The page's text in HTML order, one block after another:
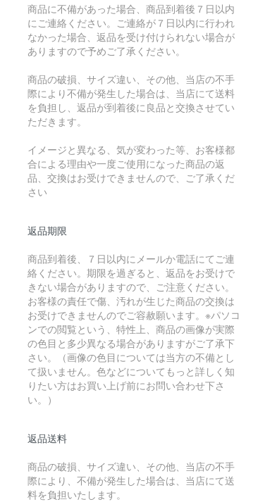
商品に不備があった場合、商品到着後７日以内
にご連絡ください。ご連絡が７日以内に行われ
なかった場合、返品を受け付けられない場合が
ありますので予めご了承ください。
商品の破損、サイズ違い、その他、当店の不手
際により不備が発生した場合は、当店にて送料
を負担し、返品が到着後に良品と交換させてい
ただきます。
イメージと異なる、気が変わった等、お客様都
合による理由や一度ご使用になった商品の返
品、交換はお受けできませんので、ご了承くだ
さい
返品期限
商品到着後、７日以内にメールか電話にてご連
絡ください。期限を過ぎると、返品をお受けで
きない場合がありますので、ご注意ください。
お客様の責任で傷、汚れが生じた商品の交換は
お受けできませんのでご容赦願います。※パソコ
ンでの閲覧という、特性上、商品の画像が実際
の色目と多少異なる場合がありますがご了承下
さい。（画像の色目については当方の不備とし
て扱いません。色などについてもっと詳しく知
りたい方はお買い上げ前にお問い合わせ下さ
い。）
返品送料
商品の破損、サイズ違い、その他、当店の不手
際により、不備が発生した場合は、当店にて送
料を負担いたします。